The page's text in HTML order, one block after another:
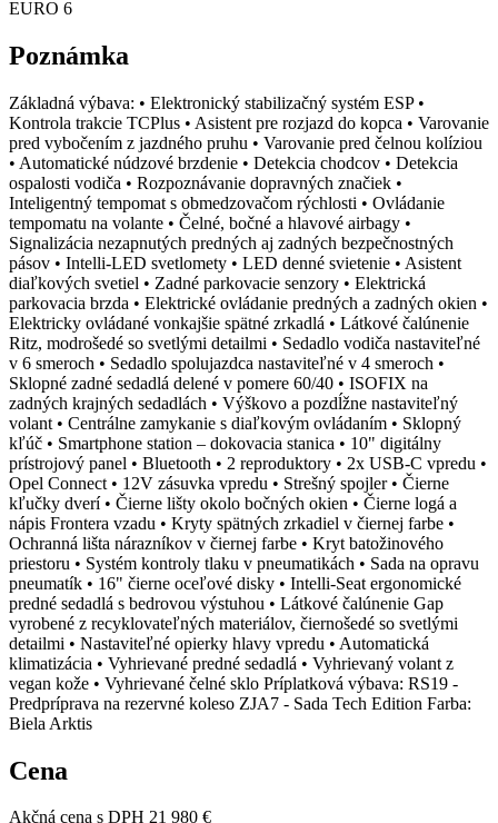
EURO 6
Poznámka
Základná výbava: • Elektronický stabilizačný systém ESP •
Kontrola trakcie TCPlus • Asistent pre rozjazd do kopca • Varovanie
pred vybočením z jazdného pruhu • Varovanie pred čelnou kolíziou
• Automatické núdzové brzdenie • Detekcia chodcov • Detekcia
ospalosti vodiča • Rozpoznávanie dopravných značiek •
Inteligentný tempomat s obmedzovačom rýchlosti • Ovládanie
tempomatu na volante • Čelné, bočné a hlavové airbagy •
Signalizácia nezapnutých predných aj zadných bezpečnostných
pásov • Intelli-LED svetlomety • LED denné svietenie • Asistent
diaľkových svetiel • Zadné parkovacie senzory • Elektrická
parkovacia brzda • Elektrické ovládanie predných a zadných okien •
Elektricky ovládané vonkajšie spätné zrkadlá • Látkové čalúnenie
Ritz, modrošedé so svetlými detailmi • Sedadlo vodiča nastaviteľné
v 6 smeroch • Sedadlo spolujazdca nastaviteľné v 4 smeroch •
Sklopné zadné sedadlá delené v pomere 60/40 • ISOFIX na
zadných krajných sedadlách • Výškovo a pozdĺžne nastaviteľný
volant • Centrálne zamykanie s diaľkovým ovládaním • Sklopný
kľúč • Smartphone station – dokovacia stanica • 10" digitálny
prístrojový panel • Bluetooth • 2 reproduktory • 2x USB-C vpredu •
Opel Connect • 12V zásuvka vpredu • Strešný spojler • Čierne
kľučky dverí • Čierne lišty okolo bočných okien • Čierne logá a
nápis Frontera vzadu • Kryty spätných zrkadiel v čiernej farbe •
Ochranná lišta nárazníkov v čiernej farbe • Kryt batožinového
priestoru • Systém kontroly tlaku v pneumatikách • Sada na opravu
pneumatík • 16" čierne oceľové disky • Intelli-Seat ergonomické
predné sedadlá s bedrovou výstuhou • Látkové čalúnenie Gap
vyrobené z recyklovateľných materiálov, čiernošedé so svetlými
detailmi • Nastaviteľné opierky hlavy vpredu • Automatická
klimatizácia • Vyhrievané predné sedadlá • Vyhrievaný volant z
vegan kože • Vyhrievané čelné sklo Príplatková výbava: RS19 -
Predpríprava na rezervné koleso ZJA7 - Sada Tech Edition Farba:
Biela Arktis
Cena
Akčná cena s DPH 21 980 €